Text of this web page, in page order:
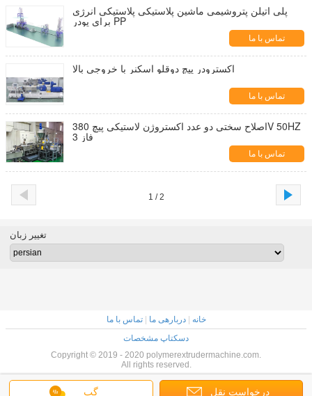
پلی اتیلن پتروشیمی ماشین پلاستیکی پلاستیکی انرژی
برای پودر PP
تماس با ما
اکسترودر پیچ دوقلو اسکنر با خروجی بالا
تماس با ما
اصلاح سختی دو عدد اکستروژن لاستیکی پیچ 380V 50HZ
3 فاز
تماس با ما
1 / 2
گپ درخواست نقل
تغییر زبان
خانه |دربارهی ما |تماس با ما
دسکتاپ مشخصات
Copyright © 2019 - 2020 polymerextrudermachine.com.
All rights reserved.